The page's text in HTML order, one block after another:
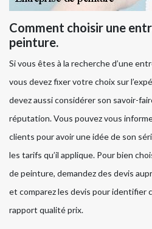
Comment choisir une
peinture.
Si vous êtes à la recherche d’une
vous devez fixer votre choix sur
devez aussi considérer son savoir-
réputation. Vous pouvez vous
clients pour avoir une idée de son
les tarifs qu’il applique. Pour bien
de peinture, demandez des devis
et comparez les devis pour identifier
rapport qualité prix.